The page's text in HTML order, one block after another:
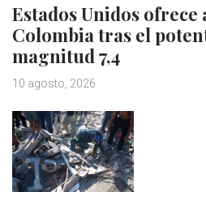
Estados Unidos ofrece
Colombia tras el
magnitud 7,4
10 agosto, 2026